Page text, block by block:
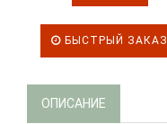
БЫСТРЫЙ ЗАКАЗ
ОПИСАНИЕ